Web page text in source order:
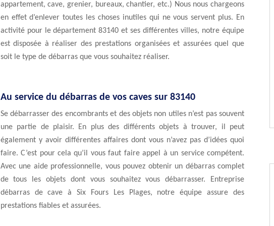
appartement, cave, grenier, bureaux, chantier, etc.) Nous nous chargeons
en effet d’enlever toutes les choses inutiles qui ne vous servent plus. En
activité pour le département 83140 et ses différentes villes, notre équipe
est disposée à réaliser des prestations organisées et assurées quel que
soit le type de débarras que vous souhaitez réaliser.
Au service du débarras de vos caves sur 83140
Se débarrasser des encombrants et des objets non utiles n’est pas souvent
une partie de plaisir. En plus des différents objets à trouver, il peut
également y avoir différentes affaires dont vous n’avez pas d’idées quoi
faire. C’est pour cela qu’il vous faut faire appel à un service compétent.
Avec une aide professionnelle, vous pouvez obtenir un débarras complet
de tous les objets dont vous souhaitez vous débarrasser. Entreprise
débarras de cave à Six Fours Les Plages, notre équipe assure des
prestations fiables et assurées.